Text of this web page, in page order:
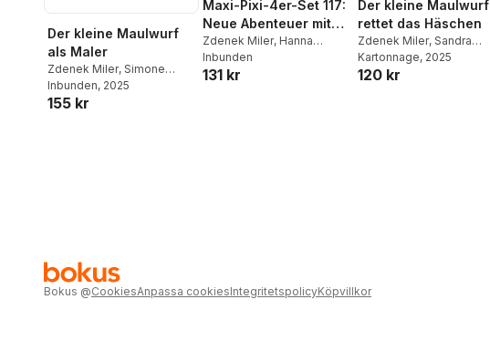
Der kleine Maulwurf
als Maler
Zdenek Miler, Simone
Nettingsmeier
Inbunden, 2025
155 kr
Maxi-Pixi-4er-Set 117:
Neue Abenteuer mit
dem kleinen Maulwurf
(4x1 Exemplar)
Zdenek Miler, Hanna
Sörensen
Inbunden
131 kr
Der kleine Maulwurf
rettet das Häschen
Zdenek Miler, Sandra
Grimm
Kartonnage, 2025
120 kr
Bokus @CookiesAnpassa cookiesIntegritetspolicyKöpvillkor